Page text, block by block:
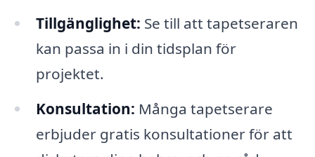
Tillgänglighet: Se till att tapetseraren
kan passa in i din tidsplan för
projektet.
Konsultation: Många tapetserare
erbjuder gratis konsultationer för att